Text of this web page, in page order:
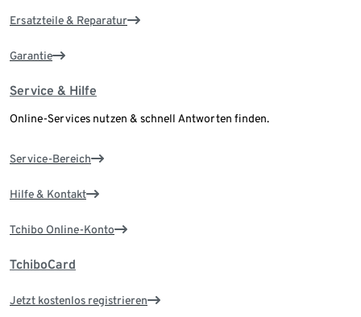
Ersatzteile & Reparatur
Garantie
Service & Hilfe
Online-Services nutzen & schnell Antworten finden.
Service-Bereich
Hilfe & Kontakt
Tchibo Online-Konto
TchiboCard
Jetzt kostenlos registrieren